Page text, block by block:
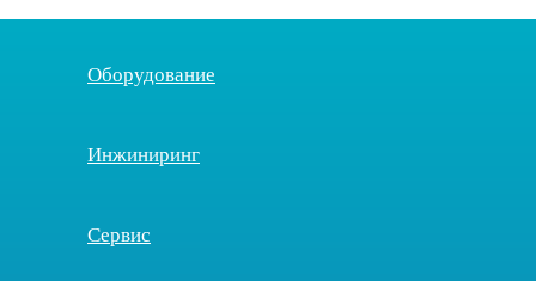
Оборудование
Инжиниринг
Сервис